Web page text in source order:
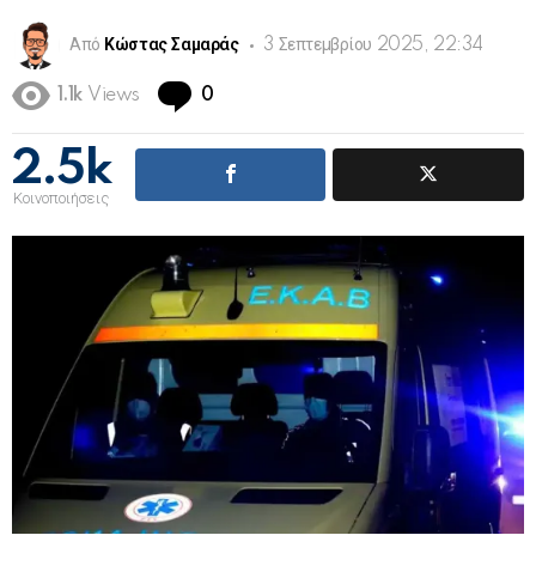
Από Κώστας Σαμαράς 3 Σεπτεμβρίου 2025, 22:34
1.1k Views 0
2.5k
Κοινοποιήσεις